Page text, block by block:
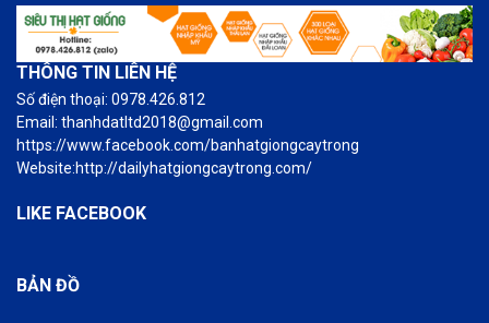
THÔNG TIN LIÊN HỆ
Số điện thoại: 0978.426.812
Email: thanhdatltd2018@gmail.com
https://www.facebook.com/banhatgiongcaytrong
Website:http://dailyhatgiongcaytrong.com/
LIKE FACEBOOK
BẢN ĐỒ